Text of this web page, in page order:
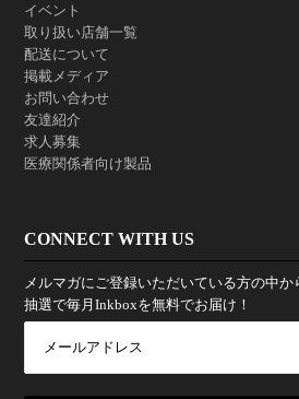
イベント
取り扱い店舗一覧
配送について
掲載メディア
お問い合わせ
友達紹介
求人募集
医療関係者向け製品
CONNECT WITH US
メルマガにご登録いただいている方の中か
抽選で毎月Inkboxを無料でお届け！